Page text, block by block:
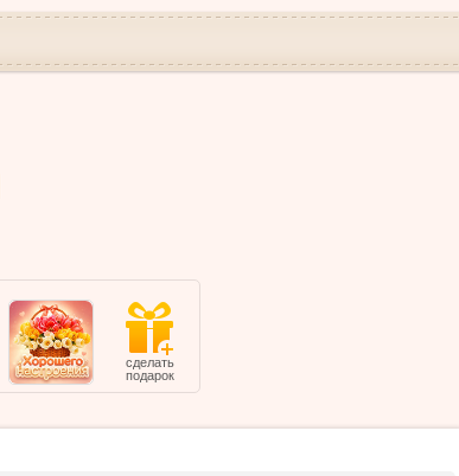
сделать
подарок